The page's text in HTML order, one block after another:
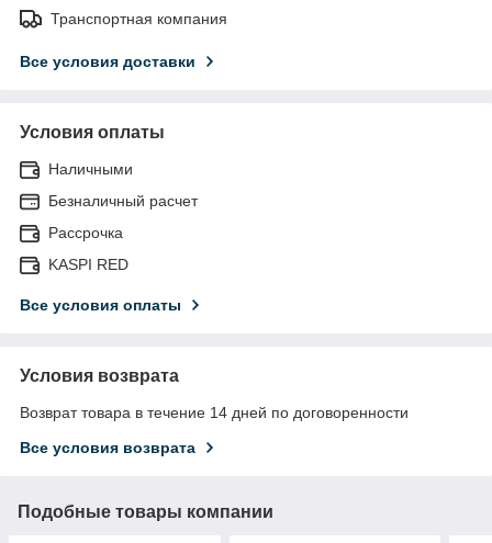
Транспортная компания
Все условия доставки
Условия оплаты
Наличными
Безналичный расчет
Рассрочка
KASPI RED
Все условия оплаты
Условия возврата
Возврат товара в течение 14 дней по договоренности
Все условия возврата
Подобные товары компании